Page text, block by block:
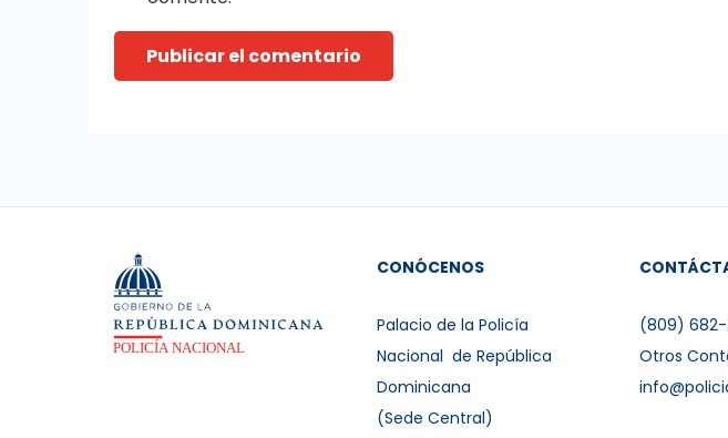
Publicar el comentario
CONÓCENOS
Palacio de la Policía
Nacional de República
Dominicana
(Sede Central)
(809) 682-
Otros